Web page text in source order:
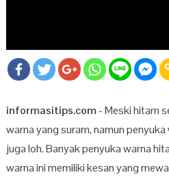
informasitips.com- Meski hitam
warna yang suram, namun
juga loh. Banyak penyuka warna
warna ini memiliki kesan yang